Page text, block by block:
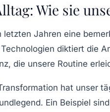
Wie sie
letzten Jahren eine
diktiert die
, die unsere Routine
hat unser
Ein Beispiel